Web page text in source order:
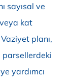
sayısal ve
kat
planı,
parsellerdeki
yardımcı